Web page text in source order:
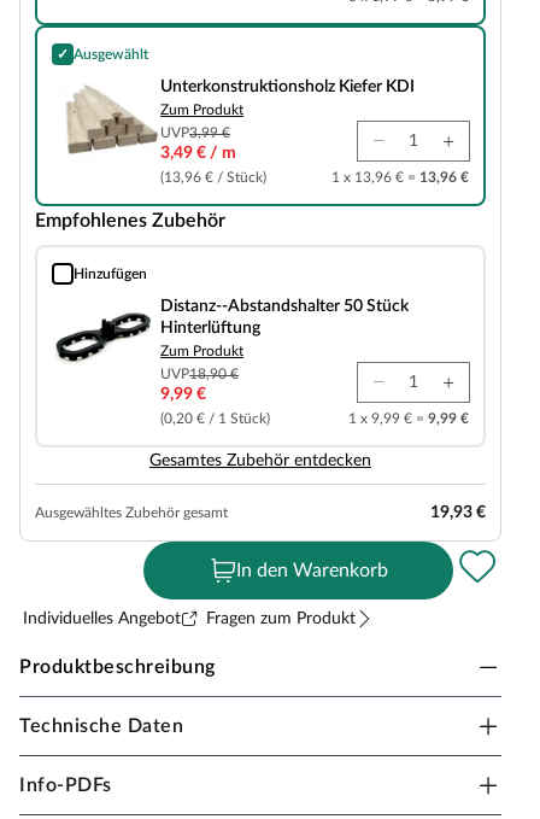
✓ Ausgewählt
Unterkonstruktionsholz Kiefer KDI
Unterkonstruktionsholz Kiefer KDI
Zum Produkt
UVP3,99 €
3,49 € / m
(13,96 € / Stück) 1 x 13,96 € = 13,96 €
Empfohlenes Zubehör
Hinzufügen
Distanz--Abstandshalter 50 Stück Hinterlüftung
Distanz--Abstandshalter 50 Stück
Hinterlüftung
Zum Produkt
UVP18,90 €
9,99 €
(0,20 € / 1 Stück) 1 x 9,99 € = 9,99 €
Gesamtes Zubehör entdecken
Ausgewähltes Zubehör gesamt 19,93 €
In den Warenkorb
Individuelles Angebot Fragen zum Produkt
Produktbeschreibung
WOODTEX Terrassendiele Kiefer KDI
Diese 20 mm starken Terrassendielen werden aus Kiefer
Technische Daten
Info-PDFs